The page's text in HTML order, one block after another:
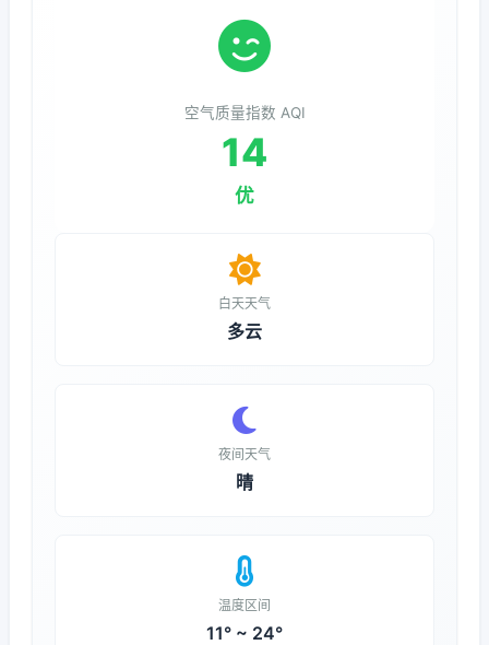
空气质量指数 AQI
14
优
白天天气
多云
夜间天气
晴
温度区间
11° ~ 24°